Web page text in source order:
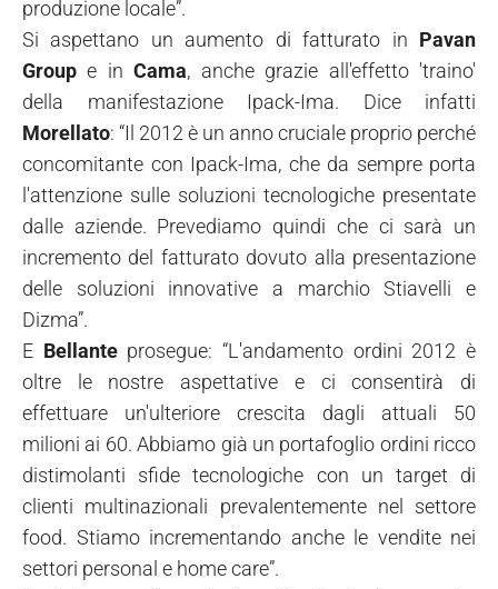
produzione locale”.
Si aspettano un aumento di fatturato in Pavan
Groupe inCama, anche grazie all'effetto 'traino'
della manifestazione Ipack-Ima. Dice infatti
Morellato: “Il 2012 è un anno cruciale proprio perché
concomitante con Ipack-Ima, che da sempre porta
l'attenzione sulle soluzioni tecnologiche presentate
dalle aziende. Prevediamo quindi che ci sarà un
incremento del fatturato dovuto alla presentazione
delle soluzioni innovative a marchio Stiavelli e
Dizma”.
E Bellanteprosegue: “L'andamento ordini 2012 è
oltre le nostre aspettative e ci consentirà di
effettuare un'ulteriore crescita dagli attuali 50
milioni ai 60. Abbiamo già un portafoglio ordini ricco
distimolanti sfide tecnologiche con un target di
clienti multinazionali prevalentemente nel settore
food. Stiamo incrementando anche le vendite nei
settori personal e home care”.